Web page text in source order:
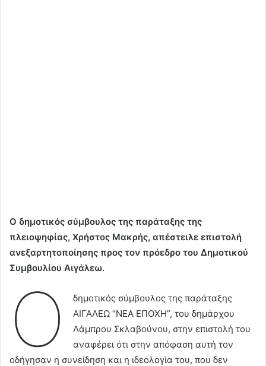
Ο δημοτικός σύμβουλος της παράταξης της
πλειοψηφίας, Χρήστος Μακρής, απέστειλε επιστολή
ανεξαρτητοποίησης προς τον πρόεδρο του Δημοτικού
Συμβουλίου Αιγάλεω.
Ο
δημοτικός σύμβουλος της παράταξης
ΑΙΓΑΛΕΩ “ΝΕΑ ΕΠΟΧΗ”, του δημάρχου
Λάμπρου Σκλαβούνου, στην επιστολή του
αναφέρει ότι στην απόφαση αυτή τον
οδήγησαν η συνείδηση και η ιδεολογία του, που δεν